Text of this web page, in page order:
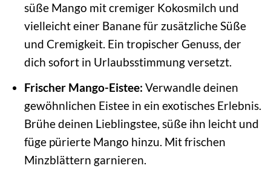
süße Mango mit cremiger Kokosmilch und
vielleicht einer Banane für zusätzliche Süße
und Cremigkeit. Ein tropischer Genuss, der
dich sofort in Urlaubsstimmung versetzt.
Frischer Mango-Eistee: Verwandle deinen
gewöhnlichen Eistee in ein exotisches Erlebnis.
Brühe deinen Lieblingstee, süße ihn leicht und
füge pürierte Mango hinzu. Mit frischen
Minzblättern garnieren.